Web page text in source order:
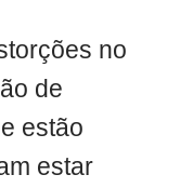
no
de
estão
estar